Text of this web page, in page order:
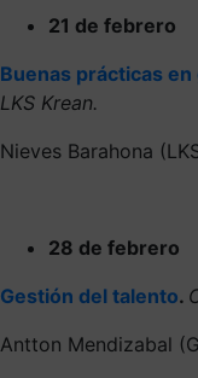
21 de febrero
Buenas prácticas
LKS Krean.
Nieves Barahona
28 de febrero
Gestión del talento.
Antton Mendizabal